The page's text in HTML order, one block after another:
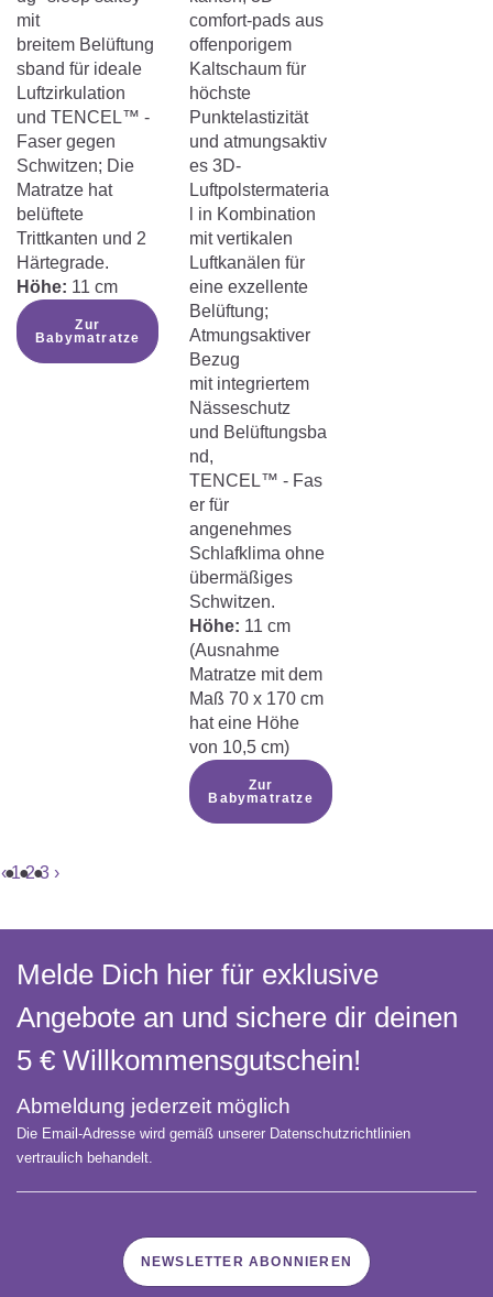
mit
breitem Belüftung
sband für ideale
Luftzirkulation
und TENCEL™ -
Faser gegen
Schwitzen; Die
Matratze hat
belüftete
Trittkanten und 2
Härtegrade.
Höhe: 11 cm
Zur
Babymatratze
comfort-pads aus
offenporigem
Kaltschaum für
höchste
Punktelastizität
und atmungsaktiv
es 3D-
Luftpolstermateria
l in Kombination
mit vertikalen
Luftkanälen für
eine exzellente
Belüftung;
Atmungsaktiver
Bezug
mit integriertem
Nässeschutz
und Belüftungsba
nd,
TENCEL™ - Fas
er für
angenehmes
Schlafklima ohne
übermäßiges
Schwitzen.
Höhe: 11 cm
(Ausnahme
Matratze mit dem
Maß 70 x 170 cm
hat eine Höhe
von 10,5 cm)
Zur
Babymatratze
‹ 1 2 3 ›
Melde Dich hier für exklusive
Angebote an und sichere dir deinen
5 € Willkommens­gutschein!
Abmeldung jederzeit möglich
Die Email-Adresse wird gemäß unserer Datenschutzrichtlinien
vertraulich behandelt.
NEWSLETTER ABONNIEREN